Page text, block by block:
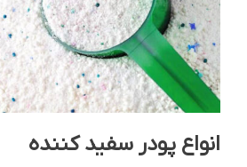
انواع پودر سفید کننده